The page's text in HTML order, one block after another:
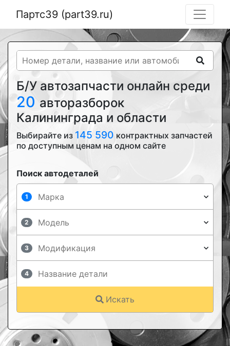
Партс39 (part39.ru)
Б/У автозапчасти онлайн среди
20 авторазборок
Калининграда и области
Выбирайте из 145 590 контрактных запчастей
по доступным ценам на одном сайте
Поиск автодеталей
1
2
3
4
Искать